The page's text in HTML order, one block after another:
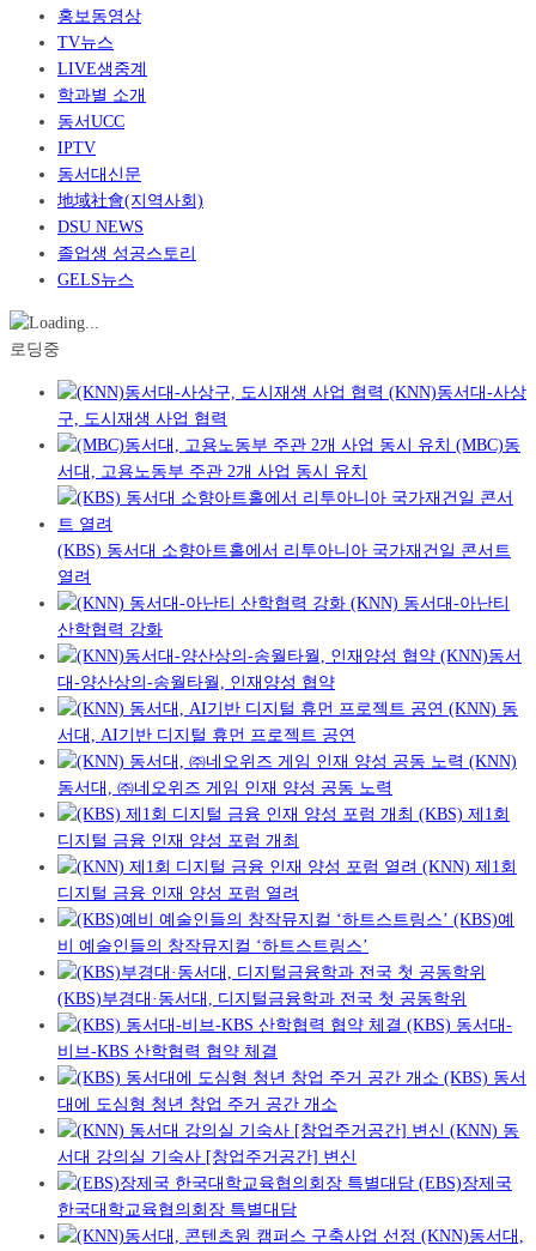
홍보동영상
TV뉴스
LIVE생중계
학과별 소개
동서UCC
IPTV
동서대신문
地域社會(지역사회)
DSU NEWS
졸업생 성공스토리
GELS뉴스
로딩중
(KNN)동서대-사상
구, 도시재생 사업 협력
(MBC)동
서대, 고용노동부 주관 2개 사업 동시 유치
(KBS) 동서대 소향아트홀에서 리투아니아 국가재건일 콘서트
열려
(KNN) 동서대-아난티
산학협력 강화
(KNN)동서
대-양산상의-송월타월, 인재양성 협약
(KNN) 동
서대, AI기반 디지털 휴먼 프로젝트 공연
(KNN)
동서대, ㈜네오위즈 게임 인재 양성 공동 노력
(KBS) 제1회
디지털 금융 인재 양성 포럼 개최
(KNN) 제1회
디지털 금융 인재 양성 포럼 열려
(KBS)예
비 예술인들의 창작뮤지컬 ‘하트스트링스’
(KBS)부경대·동서대, 디지털금융학과 전국 첫 공동학위
(KBS) 동서대-
비브-KBS 산학협력 협약 체결
(KBS) 동서
대에 도심형 청년 창업 주거 공간 개소
(KNN) 동
서대 강의실 기숙사 [창업주거공간] 변신
(EBS)장제국
한국대학교육협의회장 특별대담
(KNN)동서대,